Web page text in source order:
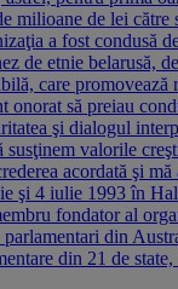
de lei către
a fost condusă
de etnie belarusă,
care
să preiau
şi dialogul
valorile
acordată şi
şi 4 iulie 1993 în
fondator al
din
din 21 de